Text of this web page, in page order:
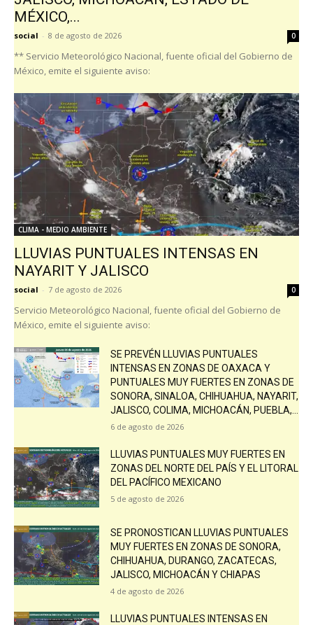
MÉXICO,...
social - 8 de agosto de 2026 0
** Servicio Meteorológico Nacional, fuente oficial del Gobierno de
México, emite el siguiente aviso:
CLIMA - MEDIO AMBIENTE
LLUVIAS PUNTUALES INTENSAS EN
NAYARIT Y JALISCO
social - 7 de agosto de 2026 0
Servicio Meteorológico Nacional, fuente oficial del Gobierno de
México, emite el siguiente aviso:
SE PREVÉN LLUVIAS PUNTUALES
INTENSAS EN ZONAS DE OAXACA Y
PUNTUALES MUY FUERTES EN ZONAS DE
SONORA, SINALOA, CHIHUAHUA, NAYARIT,
JALISCO, COLIMA, MICHOACÁN, PUEBLA,...
6 de agosto de 2026
LLUVIAS PUNTUALES MUY FUERTES EN
ZONAS DEL NORTE DEL PAÍS Y EL LITORAL
DEL PACÍFICO MEXICANO
5 de agosto de 2026
SE PRONOSTICAN LLUVIAS PUNTUALES
MUY FUERTES EN ZONAS DE SONORA,
CHIHUAHUA, DURANGO, ZACATECAS,
JALISCO, MICHOACÁN Y CHIAPAS
4 de agosto de 2026
LLUVIAS PUNTUALES INTENSAS EN